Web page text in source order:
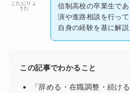
こたにりょ
うた
信制高校の卒業生で
演や進路相談を行って
自身の経験を基に解説
この記事でわかること
「辞める・在職調整・続け